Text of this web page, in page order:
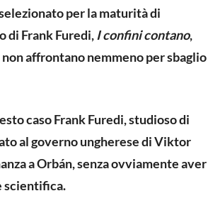
per la maturità di
di Frank Furedi, I confini contano,
affrontano nemmeno per sbaglio
caso Frank Furedi, studioso di
al governo ungherese di Viktor
a Orbán, senza ovviamente aver
scientifica.